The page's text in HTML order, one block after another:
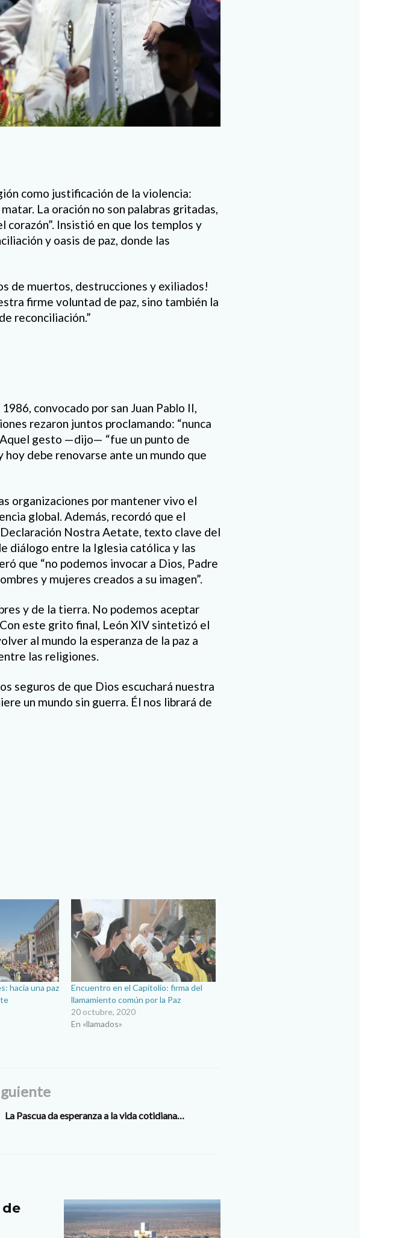
como justificación de la violencia:
La oración no son palabras gritadas,
Insistió en que los templos y
y oasis de paz, donde las
de muertos, destrucciones y exiliados!
firme voluntad de paz, sino también la
reconciliación.”
convocado por san Juan Pablo II,
rezaron juntos proclamando: “nunca
gesto —dijo— “fue un punto de
debe renovarse ante un mundo que
organizaciones por mantener vivo el
global. Además, recordó que el
Nostra Aetate, texto clave del
diálogo entre la Iglesia católica y las
que “no podemos invocar a Dios, Padre
y mujeres creados a su imagen”.
y de la tierra. No podemos aceptar
este grito final, León XIV sintetizó el
al mundo la esperanza de la paz a
las religiones.
seguros de que Dios escuchará nuestra
un mundo sin guerra. Él nos librará de
hacia una paz
Encuentro en el Capitolio: firma del
llamamiento común por la Paz
20 octubre, 2020
En «llamados»
La Pascua da esperanza a la vida cotidiana…